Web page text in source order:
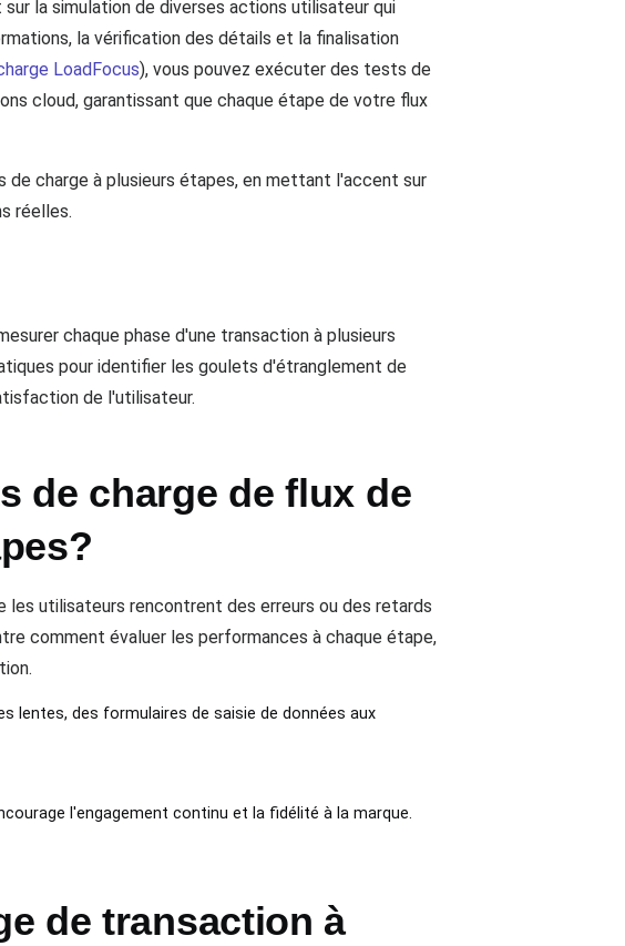
la simulation de diverses actions utilisateur qui
la vérification des détails et la finalisation
LoadFocus), vous pouvez exécuter des tests de
cloud, garantissant que chaque étape de votre flux
charge à plusieurs étapes, en mettant l'accent sur
réelles.
chaque phase d'une transaction à plusieurs
pour identifier les goulets d'étranglement de
de l'utilisateur.
de charge de flux de
les utilisateurs rencontrent des erreurs ou des retards
comment évaluer les performances à chaque étape,
lentes, des formulaires de saisie de données aux
l'engagement continu et la fidélité à la marque.
de transaction à